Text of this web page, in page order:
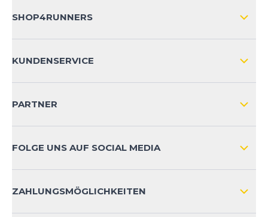
SHOP4RUNNERS
KUNDENSERVICE
KONTAKT
PRODUKTSICHERHEIT
PARTNER
FOLGE UNS AUF SOCIAL MEDIA
ZAHLUNGSMÖGLICHKEITEN